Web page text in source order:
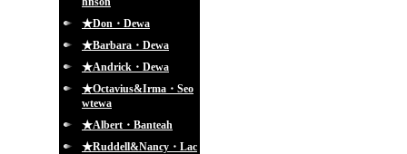
★Don・Dewa
★Barbara・Dewa
★Andrick・Dewa
★Octavius&Irma・Seo
wtewa
★Albert・Banteah
★Ruddell&Nancy・Lac